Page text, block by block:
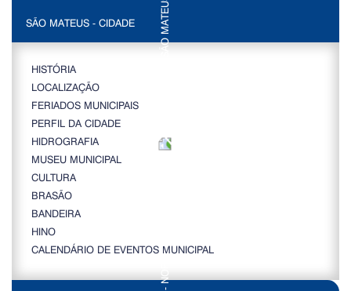
SÃO MATEUS - CIDADE
HISTÓRIA
LOCALIZAÇÃO
FERIADOS MUNICIPAIS
PERFIL DA CIDADE
HIDROGRAFIA
MUSEU MUNICIPAL
CULTURA
BRASÃO
BANDEIRA
HINO
CALENDÁRIO DE EVENTOS MUNICIPAL